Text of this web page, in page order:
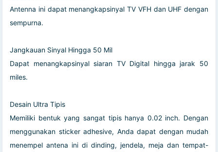
Antenna ini dapat menangkapsinyal TV VFH dan UHF dengan
sempurna.
Jangkauan Sinyal Hingga 50 Mil
Dapat menangkapsinyal siaran TV Digital hingga jarak 50
miles.
Desain Ultra Tipis
Memiliki bentuk yang sangat tipis hanya 0.02 inch. Dengan
menggunakan sticker adhesive, Anda dapat dengan mudah
menempel antena ini di dinding, jendela, meja dan tempat-